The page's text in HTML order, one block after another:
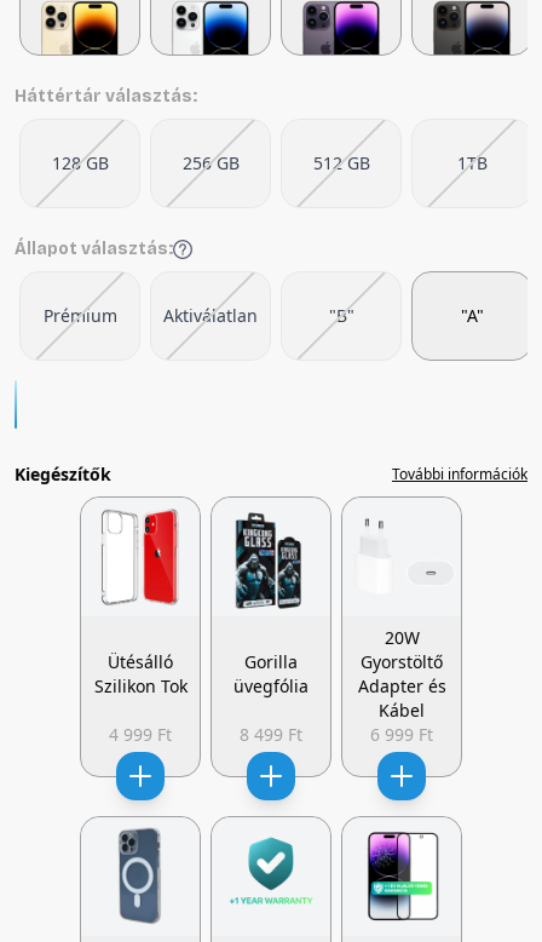
Háttértár választás:
128 GB 256 GB 512 GB 1TB
Állapot választás:
Prémium Aktiválatlan "B" "A"
Kiegészítők További információk
Ütésálló
Szilikon Tok
4 999 Ft
Gorilla
üvegfólia
8 499 Ft
20W
Gyorstöltő
Adapter és
Kábel
6 999 Ft